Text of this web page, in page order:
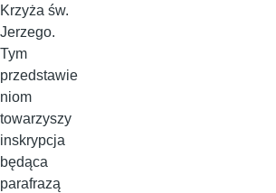
Krzyża św.
Jerzego.
Tym
przedstawie
niom
towarzyszy
inskrypcja
będąca
parafrazą